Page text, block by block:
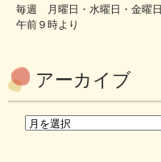
毎週 月曜日・水曜日・金曜日
午前９時より
アーカイブ